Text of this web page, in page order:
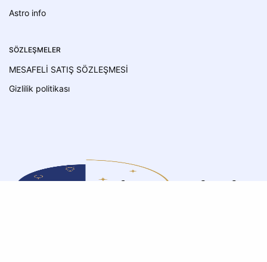
Astro info
SÖZLEŞMELER
MESAFELİ SATIŞ SÖZLEŞMESİ
Gizlilik politikası